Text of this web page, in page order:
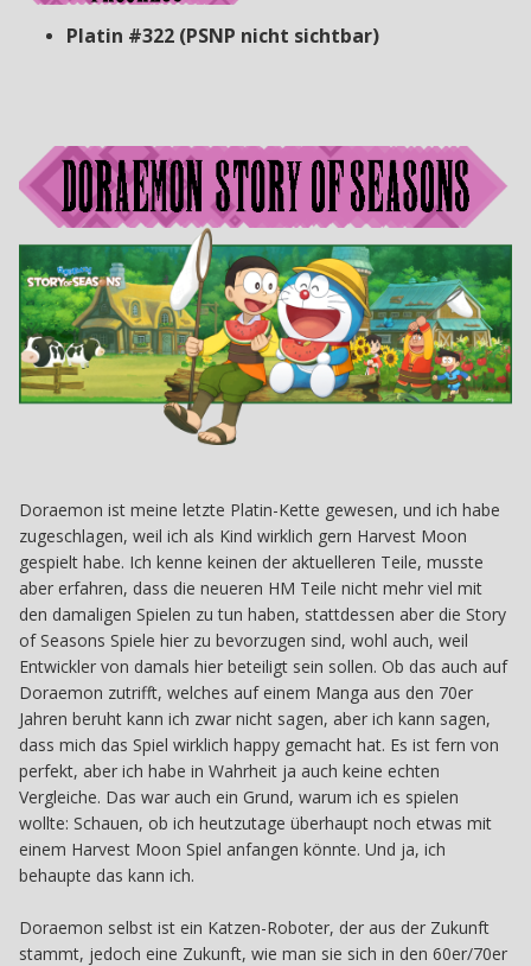
Platin #322 (PSNP nicht sichtbar)
Doraemon ist meine letzte Platin-Kette gewesen, und ich habe
zugeschlagen, weil ich als Kind wirklich gern Harvest Moon
gespielt habe. Ich kenne keinen der aktuelleren Teile, musste
aber erfahren, dass die neueren HM Teile nicht mehr viel mit
den damaligen Spielen zu tun haben, stattdessen aber die Story
of Seasons Spiele hier zu bevorzugen sind, wohl auch, weil
Entwickler von damals hier beteiligt sein sollen. Ob das auch auf
Doraemon zutrifft, welches auf einem Manga aus den 70er
Jahren beruht kann ich zwar nicht sagen, aber ich kann sagen,
dass mich das Spiel wirklich happy gemacht hat. Es ist fern von
perfekt, aber ich habe in Wahrheit ja auch keine echten
Vergleiche. Das war auch ein Grund, warum ich es spielen
wollte: Schauen, ob ich heutzutage überhaupt noch etwas mit
einem Harvest Moon Spiel anfangen könnte. Und ja, ich
behaupte das kann ich.
Doraemon selbst ist ein Katzen-Roboter, der aus der Zukunft
stammt, jedoch eine Zukunft, wie man sie sich in den 60er/70er